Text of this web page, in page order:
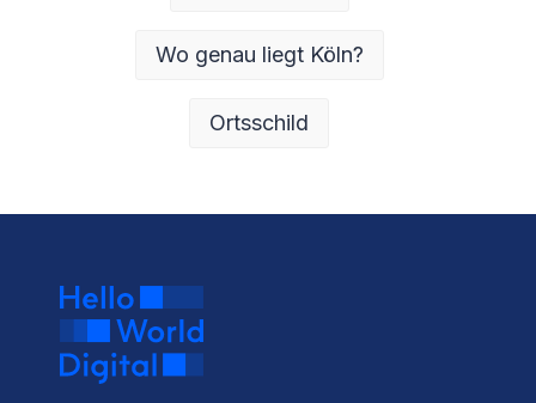
Wo genau liegt Köln?
Ortsschild